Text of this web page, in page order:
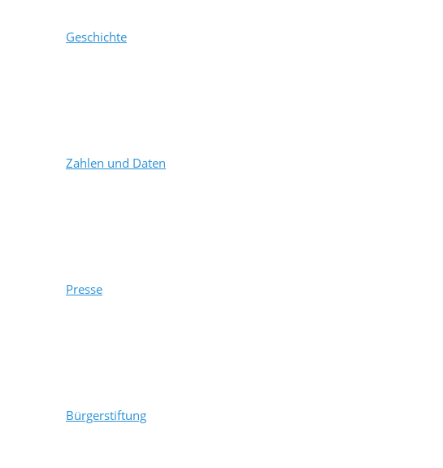
Geschichte
Zahlen und Daten
Presse
Bürgerstiftung